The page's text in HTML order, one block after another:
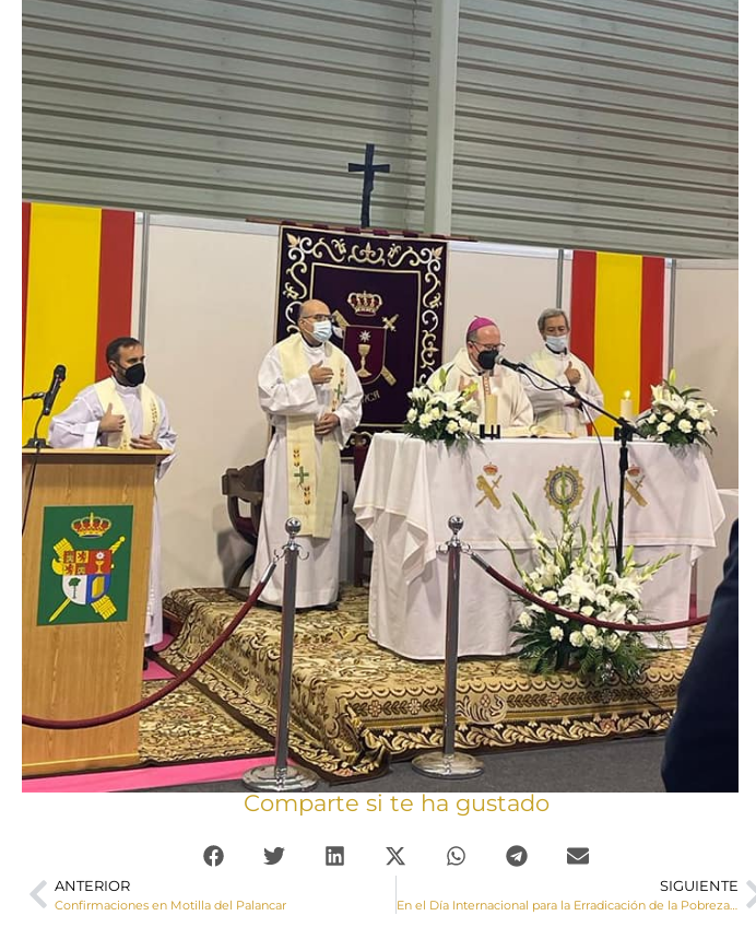
Comparte si te ha gustado
ANTERIOR
Confirmaciones en Motilla del Palancar
SIGUIENTE
En el Día Internacional para la Erradicación de la Pobreza, Cáritas diocesana de Cuenca llama al cumplimiento de los objetivos de desarrollo sostenible